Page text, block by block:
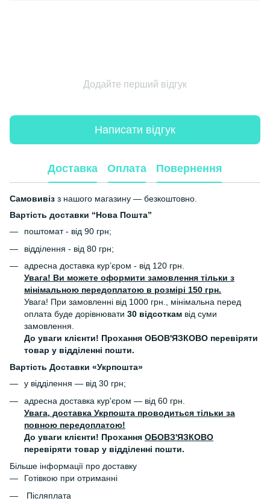
Додайте перший відгук
Написати відгук
Доставка Оплата Повернення
Самовивіз з нашого магазину — безкоштовно.
Вартість доставки “Нова Пошта”
поштомат - від 90 грн;
відділення - від 80 грн;
адресна доставка кур’єром - від 120 грн.
Увага! Ви можете оформити замовлення тільки з
мінімальною передоплатою в розмірі 150 грн.
Увага! При замовленні від 1000 грн., мінімальна перед
оплата буде дорівнювати 30 відсоткам від суми
замовлення.
До уваги клієнти! Прохання ОБОВ'ЯЗКОВО перевіряти
товар у відділенні пошти.
Вартість Доставки «Укрпошта»
у відділення — від 30 грн;
адресна доставка кур'єром — від 60 грн.
Увага, доставка Укрпошта проводиться тільки за
повною передоплатою!
До уваги клієнти! Прохання ОБОВЗ'ЯЗКОВО
перевіряти товар у відділенні пошти.
Більше інформації про доставку
Готівкою при отриманні
Післяплата